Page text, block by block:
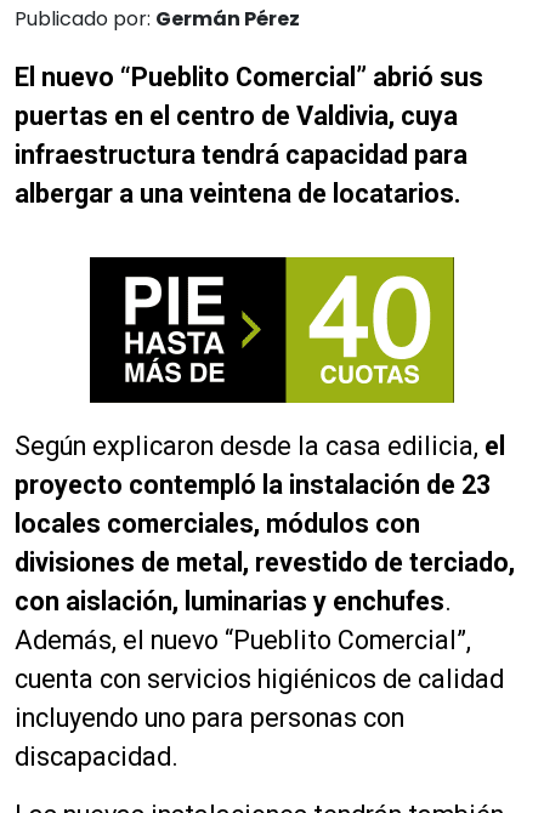
Publicado por: Germán Pérez
El nuevo “Pueblito Comercial” abrió sus
puertas en el centro de Valdivia, cuya
infraestructura tendrá capacidad para
albergar a una veintena de locatarios.
Según explicaron desde la casa edilicia, el
proyecto contempló la instalación de 23
locales comerciales, módulos con
divisiones de metal, revestido de terciado,
con aislación, luminarias y enchufes.
Además, el nuevo “Pueblito Comercial”,
cuenta con servicios higiénicos de calidad
incluyendo uno para personas con
discapacidad.